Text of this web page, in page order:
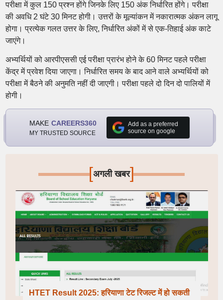
परीक्षा में कुल 150 प्रश्न होंगे जिनके लिए 150 अंक निर्धारित होंगे। परीक्षा
की अवधि 2 घंटे 30 मिनट होगी। उत्तरों के मूल्यांकन में नकारात्मक अंकन लागू
होगा। प्रत्येक गलत उत्तर के लिए, निर्धारित अंकों में से एक-तिहाई अंक काटे
जाएंगे।
अभ्यर्थियों को आरपीएससी एई परीक्षा प्रारंभ होने के 60 मिनट पहले परीक्षा
केंद्र में प्रवेश दिया जाएगा। निर्धारित समय के बाद आने वाले अभ्यर्थियों को
परीक्षा में बैठने की अनुमति नहीं दी जाएगी। परीक्षा पहले दो दिन दो पालियों में
होगी।
MAKE CAREERS360
MY TRUSTED SOURCE
Add as a preferred
source on google
[अगली खबर]
HTET Result 2025: हरियाणा टेट रिजल्ट में हो सकती